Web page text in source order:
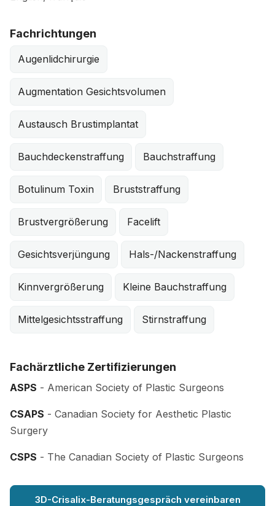
Fachrichtungen
Augenlidchirurgie
Augmentation Gesichtsvolumen
Austausch Brustimplantat
Bauchdeckenstraffung Bauchstraffung
Botulinum Toxin Bruststraffung
Brustvergrößerung Facelift
Gesichtsverjüngung Hals-/Nackenstraffung
Kinnvergrößerung Kleine Bauchstraffung
Mittelgesichtsstraffung Stirnstraffung
Fachärztliche Zertifizierungen
ASPS - American Society of Plastic Surgeons
CSAPS - Canadian Society for Aesthetic Plastic
Surgery
CSPS - The Canadian Society of Plastic Surgeons
3D-Crisalix-Beratungsgespräch vereinbaren